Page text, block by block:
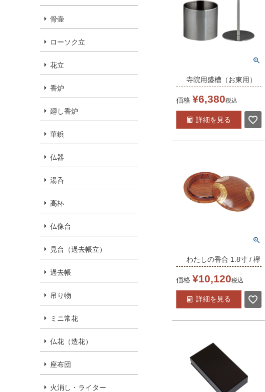
骨壷
ローソク立
花立
香炉
廻し香炉
華鋲
仏器
湯呑
高杯
仏像台
見台（過去帳立）
過去帳
吊り物
ミニ常花
仏花（造花）
座布団
火消し・ライター
寺院用盛槽（お東用）
3.0寸用（4823-2201）
日本製
価格 ¥6,380税込
詳細を見る
わたしの香合 1.8寸 / 欅
スリ漆 日本製 (5510-
0100)
価格 ¥10,120税込
詳細を見る